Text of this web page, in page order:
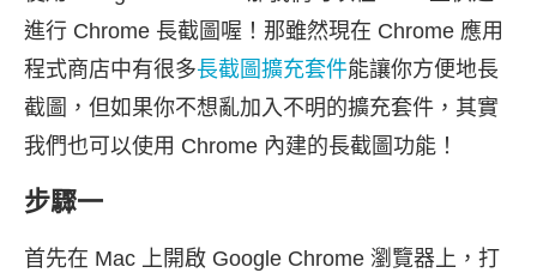
進行 Chrome 長截圖喔！那雖然現在 Chrome 應用
程式商店中有很多長截圖擴充套件能讓你方便地長
截圖，但如果你不想亂加入不明的擴充套件，其實
我們也可以使用 Chrome 內建的長截圖功能！
步驟一
首先在 Mac 上開啟 Google Chrome 瀏覽器上，打